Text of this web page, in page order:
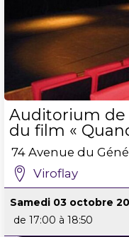
Auditorium de
du film «
74 Avenue du
Viroflay
Samedi 03 octobre
de 17:00 à 18:50